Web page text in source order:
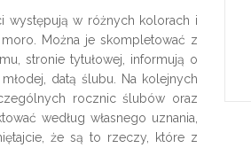
występują w różnych kolorach i
Można je skompletować z
stronie tytułowej, informują o
datą ślubu. Na kolejnych
rocznic ślubów oraz
według własnego uznania,
że są to rzeczy, które z